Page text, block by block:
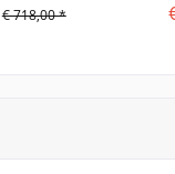
€ 718,00 *